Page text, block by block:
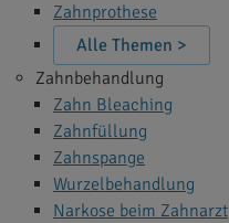
Zahnprothese
Alle Themen >
Zahnbehandlung
Zahn Bleaching
Zahnfüllung
Zahnspange
Wurzelbehandlung
Narkose beim Zahnarzt